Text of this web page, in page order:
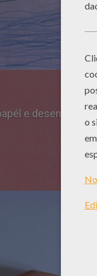
e desenhe o